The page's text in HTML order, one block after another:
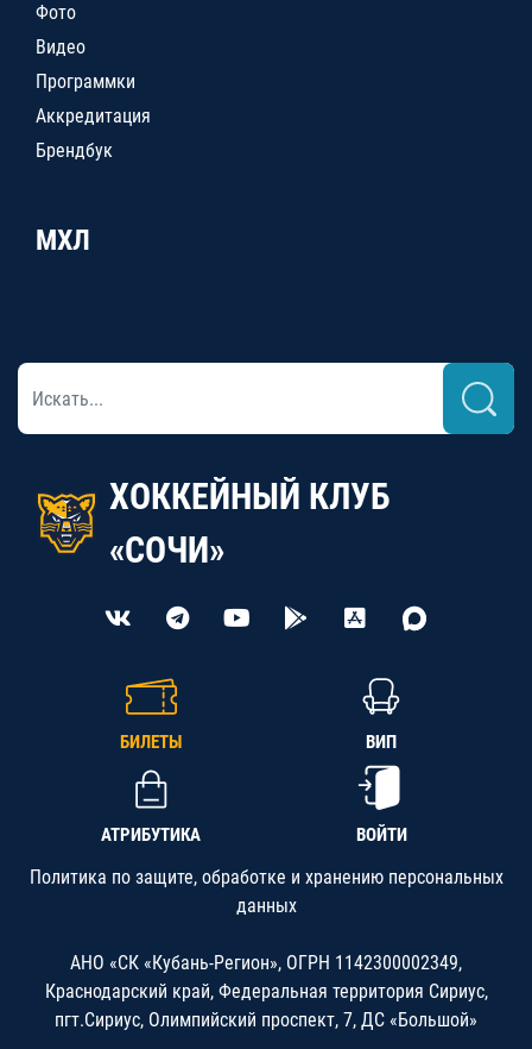
Фото
Видео
Программки
Аккредитация
Брендбук
МХЛ
ХОККЕЙНЫЙ КЛУБ
«СОЧИ»
БИЛЕТЫ ВИП
АТРИБУТИКА ВОЙТИ
Политика по защите, обработке и хранению персональных
данных
АНО «СК «Кубань-Регион», ОГРН 1142300002349,
Краснодарский край, Федеральная территория Сириус,
пгт.Сириус, Олимпийский проспект, 7, ДС «Большой»